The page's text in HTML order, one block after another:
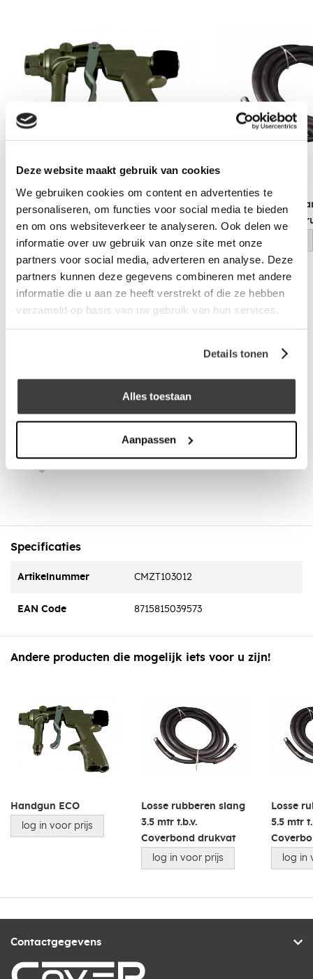
Deze website maakt gebruik van cookies
We gebruiken cookies om content en advertenties te
personaliseren, om functies voor social media te bieden
en om ons websiteverkeer te analyseren. Ook delen we
informatie over uw gebruik van onze site met onze
partners voor social media, adverteren en analyse. Deze
partners kunnen deze gegevens combineren met andere
informatie die u aan ze heeft verstrekt of die ze hebben
verzameld op basis van uw gebruik van hun services.
Details tonen
Alles toestaan
Aanpassen
Handgun ECO
log in voor prijs
Losse rubberen
t.b.v. Coverbond
log in voor prijs
Vraag een vrijblijvende offerte aan! Offerte
Laagste prijs
in Nederland én België!
Klanten beoordelen ons met een
Advies nodig?
Bel: +31 78-303 1670
Specificaties
Artikelnummer CMZT103012
EAN Code 8715815039573
Andere producten die mogelijk iets voor u zijn!
Handgun ECO
log in voor prijs
Losse rubberen slang
3.5 mtr t.b.v.
Coverbond drukvat
log in voor prijs
Losse
5.5 mtr
log in
Contactgegevens